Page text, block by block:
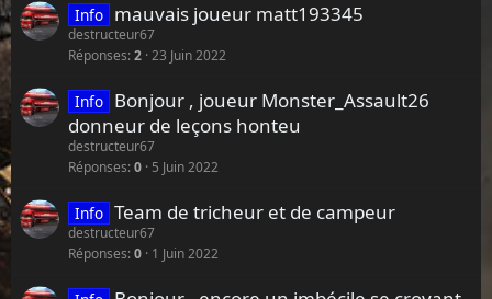
Info mauvais joueur matt193345
destructeur67
Réponses 2 23 Juin 2022
Info Bonjour , joueur Monster_Assault26
donneur de leçons honteu
destructeur67
Réponses 0 5 Juin 2022
Info Team de tricheur et de campeur
destructeur67
Réponses 0 1 Juin 2022